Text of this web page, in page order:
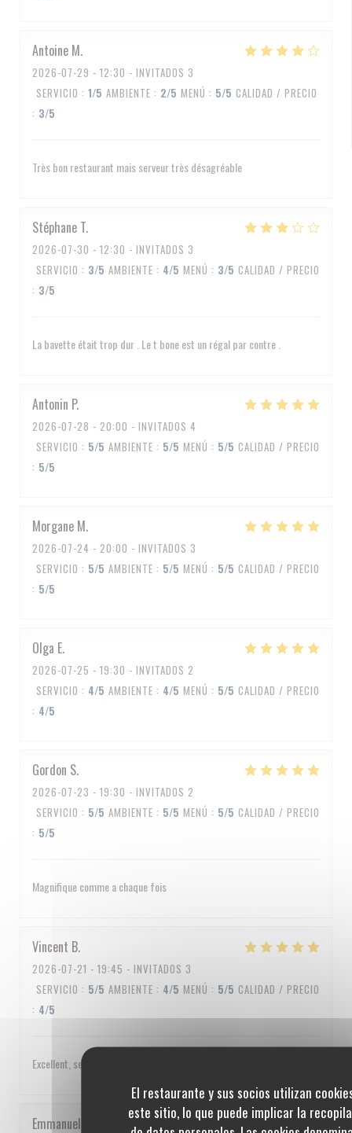
El restaurante y sus socios utilizan
este sitio, lo que puede implicar la
Antoine M
2026-07-29 - 12:30 - INVITADOS 3
SERVICIO : 1/5 AMBIENTE : 2/5 MENÚ : 5/5 CALIDAD / PRECIO
: 3/5
Très bon restaurant mais serveur très désagréable
Stéphane T
2026-07-30 - 12:30 - INVITADOS 3
SERVICIO : 3/5 AMBIENTE : 4/5 MENÚ : 3/5 CALIDAD / PRECIO
: 3/5
La bavette était trop dur . Le t bone est un régal par contre .
Antonin P
2026-07-28 - 20:00 - INVITADOS 4
SERVICIO : 5/5 AMBIENTE : 5/5 MENÚ : 5/5 CALIDAD / PRECIO
: 5/5
Morgane M
2026-07-24 - 20:00 - INVITADOS 3
SERVICIO : 5/5 AMBIENTE : 5/5 MENÚ : 5/5 CALIDAD / PRECIO
: 5/5
Olga E
2026-07-25 - 19:30 - INVITADOS 2
SERVICIO : 4/5 AMBIENTE : 4/5 MENÚ : 5/5 CALIDAD / PRECIO
: 4/5
Gordon S
2026-07-23 - 19:30 - INVITADOS 2
SERVICIO : 5/5 AMBIENTE : 5/5 MENÚ : 5/5 CALIDAD / PRECIO
: 5/5
Magnifique comme a chaque fois
Vincent B
2026-07-21 - 19:45 - INVITADOS 3
SERVICIO : 5/5 AMBIENTE : 4/5 MENÚ : 5/5 CALIDAD / PRECIO
: 4/5
Excellent, service impeccable, un peu cher quand même
Emmanuel